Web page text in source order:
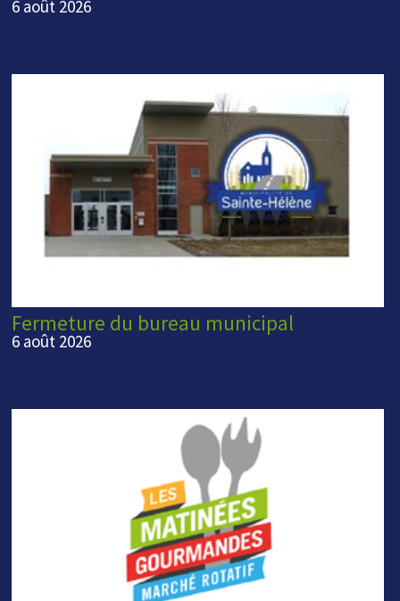
6 août 2026
Fermeture du bureau municipal
6 août 2026